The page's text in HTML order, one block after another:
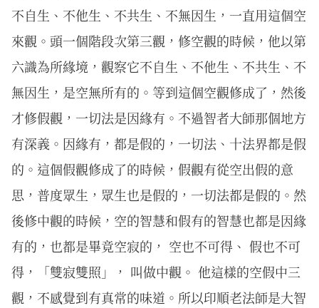
不自生、不他生、不共生、不無因生，一直用這個空
來觀。頭一個階段次第三觀，修空觀的時候，他以第
六識為所緣境，觀察它不自生、不他生、不共生、不
無因生，是空無所有的。等到這個空觀修成了，然後
才修假觀，一切法是因緣有。不過智者大師那個地方
有深義。因緣有，都是假的，一切法、十法界都是假
的。這個假觀修成了的時候，假觀有從空出假的意
思，普度眾生，眾生也是假的，一切法都是假的。然
後修中觀的時候，空的智慧和假有的智慧也都是因緣
有的，也都是畢竟空寂的， 空也不可得、 假也不可
得，「雙寂雙照」， 叫做中觀。 他這樣的空假中三
觀，不感覺到有真常的味道。所以印順老法師是大智